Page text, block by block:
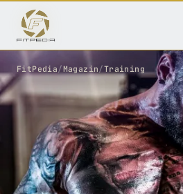
FitPedia/Magazin/Training